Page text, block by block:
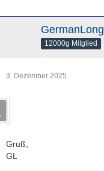
GermanLong
12000g Mitglied
3. Dezember 2025
Gruß,
GL